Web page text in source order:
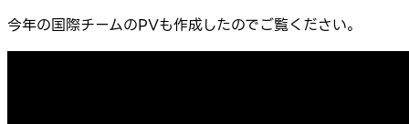
今年の国際チームのPVも作成したのでご覧ください。